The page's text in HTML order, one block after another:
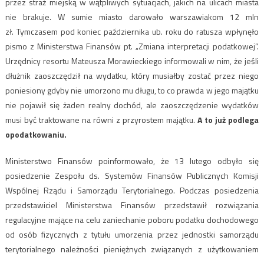
nie brakuje. W sumie miasto darowało warszawiakom 12 mln
zł. Tymczasem pod koniec października ub. roku do ratusza wpłynęło
pismo z Ministerstwa Finansów pt. „Zmiana interpretacji podatkowej”.
Urzędnicy resortu Mateusza Morawieckiego informowali w nim, że jeśli
dłużnik zaoszczędził na wydatku, który musiałby zostać przez niego
poniesiony gdyby nie umorzono mu długu, to co prawda w jego majątku
nie pojawił się żaden realny dochód, ale zaoszczędzenie wydatków
musi być traktowane na równi z przyrostem majątku.A to już podlega
opodatkowaniu.
Ministerstwo Finansów poinformowało, że 13 lutego odbyło się
posiedzenie Zespołu ds. Systemów Finansów Publicznych Komisji
Wspólnej Rządu i Samorządu Terytorialnego. Podczas posiedzenia
przedstawiciel Ministerstwa Finansów przedstawił rozwiązania
regulacyjne mające na celu zaniechanie poboru podatku dochodowego
od osób fizycznych z tytułu umorzenia przez jednostki samorządu
terytorialnego należności pieniężnych związanych z użytkowaniem